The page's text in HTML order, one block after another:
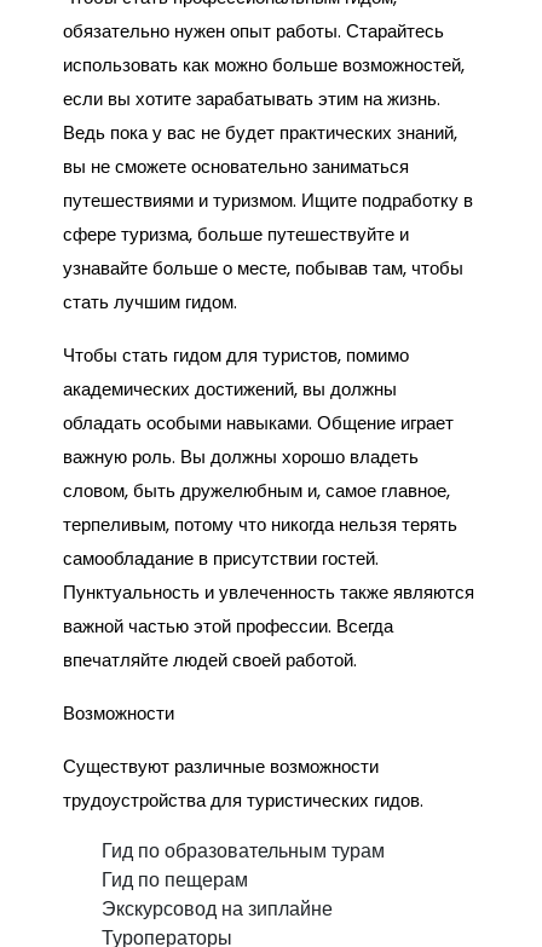
обязательно нужен опыт работы. Старайтесь
использовать как можно больше возможностей,
если вы хотите зарабатывать этим на жизнь.
Ведь пока у вас не будет практических знаний,
вы не сможете основательно заниматься
путешествиями и туризмом. Ищите подработку в
сфере туризма, больше путешествуйте и
узнавайте больше о месте, побывав там, чтобы
стать лучшим гидом.
Чтобы стать гидом для туристов, помимо
академических достижений, вы должны
обладать особыми навыками. Общение играет
важную роль. Вы должны хорошо владеть
словом, быть дружелюбным и, самое главное,
терпеливым, потому что никогда нельзя терять
самообладание в присутствии гостей.
Пунктуальность и увлеченность также являются
важной частью этой профессии. Всегда
впечатляйте людей своей работой.
Возможности
Существуют различные возможности
трудоустройства для туристических гидов.
Гид по образовательным турам
Гид по пещерам
Экскурсовод на зиплайне
Туроператоры